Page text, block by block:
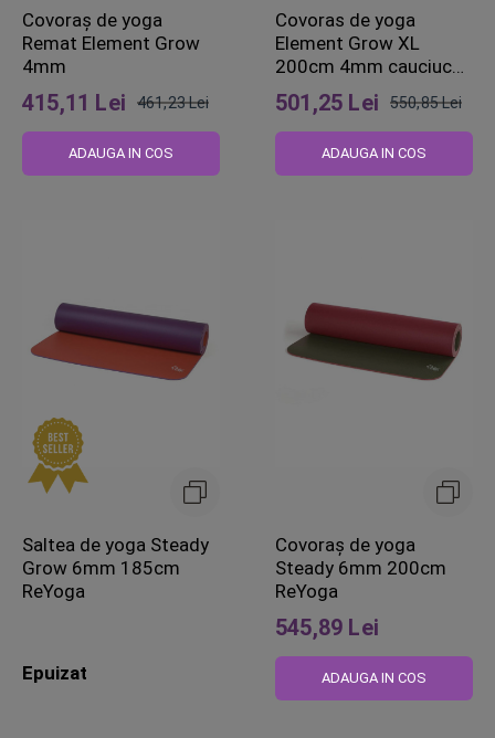
Covoraș de yoga
Remat Element Grow
4mm
415,11 Lei
obisnuit
461,23 Lei
ADAUGA IN COS
Covoras de yoga
Element Grow XL
200cm 4mm cauciuc
natural
501,25 Lei
obisnuit
550,85 Lei
ADAUGA IN COS
Saltea de yoga Steady
Grow 6mm 185cm
ReYoga
Epuizat
Covoraș de yoga
Steady 6mm 200cm
ReYoga
545,89 Lei
ADAUGA IN COS